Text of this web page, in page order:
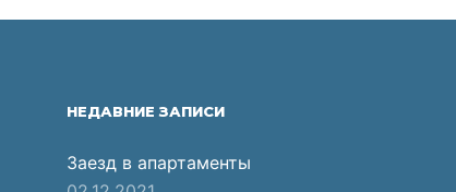
НЕДАВНИЕ ЗАПИСИ
Заезд в апартаменты